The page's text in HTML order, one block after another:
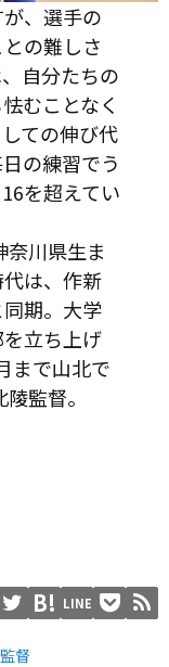
、選手の
の難しさ
自分たちの
むことなく
ての伸び代
の練習でう
を超えてい
奈川県生ま
は、作新
期。大学
立ち上げ
まで山北で
監督。
LINE
督